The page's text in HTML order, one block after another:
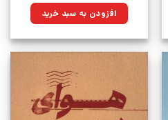
۳۲۰,۰۰۰تومان
بود.
۲۲۸,۸۰۰تومان.افزودن به سبد خرید